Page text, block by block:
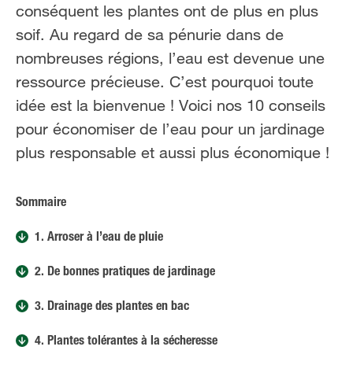
conséquent les plantes ont de plus en plus
soif. Au regard de sa pénurie dans de
nombreuses régions, l’eau est devenue une
ressource précieuse. C’est pourquoi toute
idée est la bienvenue ! Voici nos 10 conseils
pour économiser de l’eau pour un jardinage
plus responsable et aussi plus économique !
Sommaire
1. Arroser à l’eau de pluie
2. De bonnes pratiques de jardinage
3. Drainage des plantes en bac
4. Plantes tolérantes à la sécheresse